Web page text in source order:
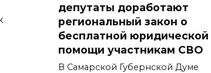
депутаты доработают
региональный закон о
бесплатной юридической
помощи участникам СВО
В Самарской Губернской Думе